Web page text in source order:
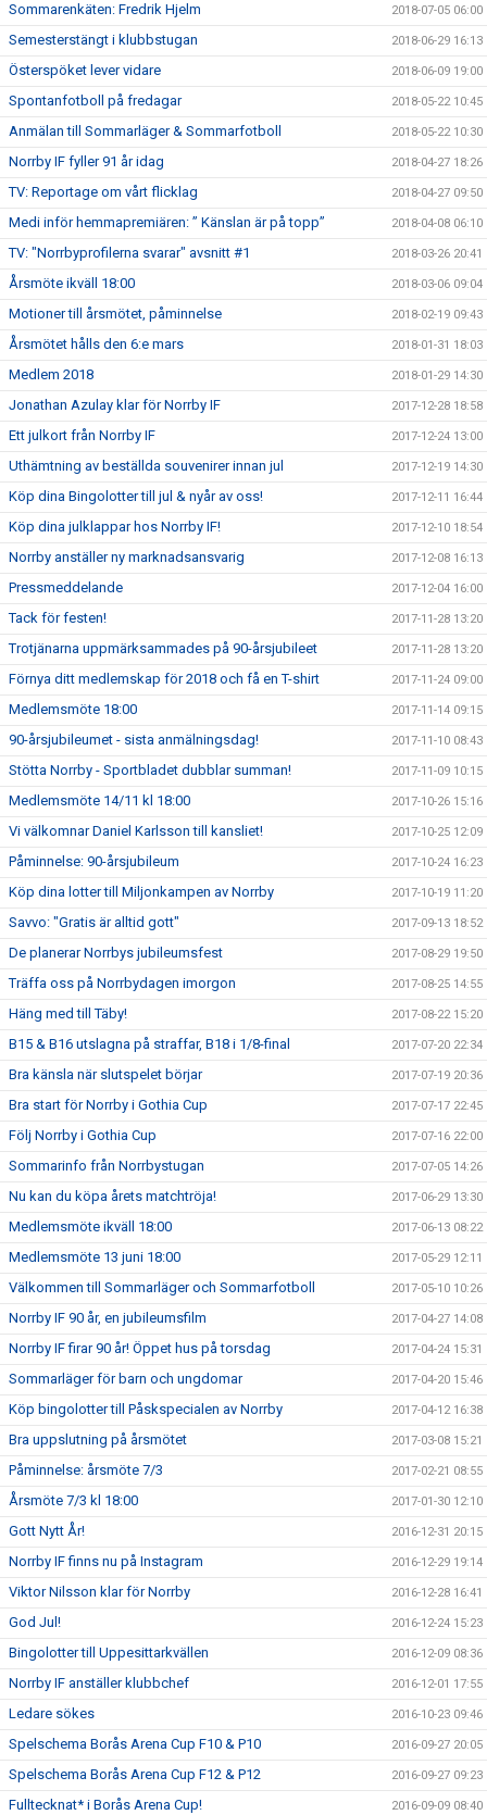
Sommarenkäten: Fredrik Hjelm 2018-07-05 06:00
Semesterstängt i klubbstugan 2018-06-29 16:13
Österspöket lever vidare 2018-06-09 19:00
Spontanfotboll på fredagar 2018-05-22 10:45
Anmälan till Sommarläger & Sommarfotboll 2018-05-22 10:30
Norrby IF fyller 91 år idag 2018-04-27 18:26
TV: Reportage om vårt flicklag 2018-04-27 09:50
Medi inför hemmapremiären: ” Känslan är på topp” 2018-04-08 06:10
TV: "Norrbyprofilerna svarar" avsnitt #1 2018-03-26 20:41
Årsmöte ikväll 18:00 2018-03-06 09:04
Motioner till årsmötet, påminnelse 2018-02-19 09:43
Årsmötet hålls den 6:e mars 2018-01-31 18:03
Medlem 2018 2018-01-29 14:30
Jonathan Azulay klar för Norrby IF 2017-12-28 18:58
Ett julkort från Norrby IF 2017-12-24 13:00
Uthämtning av beställda souvenirer innan jul 2017-12-19 14:30
Köp dina Bingolotter till jul & nyår av oss! 2017-12-11 16:44
Köp dina julklappar hos Norrby IF! 2017-12-10 18:54
Norrby anställer ny marknadsansvarig 2017-12-08 16:13
Pressmeddelande 2017-12-04 16:00
Tack för festen! 2017-11-28 13:20
Trotjänarna uppmärksammades på 90-årsjubileet 2017-11-28 13:20
Förnya ditt medlemskap för 2018 och få en T-shirt 2017-11-24 09:00
Medlemsmöte 18:00 2017-11-14 09:15
90-årsjubileumet - sista anmälningsdag! 2017-11-10 08:43
Stötta Norrby - Sportbladet dubblar summan! 2017-11-09 10:15
Medlemsmöte 14/11 kl 18:00 2017-10-26 15:16
Vi välkomnar Daniel Karlsson till kansliet! 2017-10-25 12:09
Påminnelse: 90-årsjubileum 2017-10-24 16:23
Köp dina lotter till Miljonkampen av Norrby 2017-10-19 11:20
Savvo: "Gratis är alltid gott" 2017-09-13 18:52
De planerar Norrbys jubileumsfest 2017-08-29 19:50
Träffa oss på Norrbydagen imorgon 2017-08-25 14:55
Häng med till Täby! 2017-08-22 15:20
B15 & B16 utslagna på straffar, B18 i 1/8-final 2017-07-20 22:34
Bra känsla när slutspelet börjar 2017-07-19 20:36
Bra start för Norrby i Gothia Cup 2017-07-17 22:45
Följ Norrby i Gothia Cup 2017-07-16 22:00
Sommarinfo från Norrbystugan 2017-07-05 14:26
Nu kan du köpa årets matchtröja! 2017-06-29 13:30
Medlemsmöte ikväll 18:00 2017-06-13 08:22
Medlemsmöte 13 juni 18:00 2017-05-29 12:11
Välkommen till Sommarläger och Sommarfotboll 2017-05-10 10:26
Norrby IF 90 år, en jubileumsfilm 2017-04-27 14:08
Norrby IF firar 90 år! Öppet hus på torsdag 2017-04-24 15:31
Sommarläger för barn och ungdomar 2017-04-20 15:46
Köp bingolotter till Påskspecialen av Norrby 2017-04-12 16:38
Bra uppslutning på årsmötet 2017-03-08 15:21
Påminnelse: årsmöte 7/3 2017-02-21 08:55
Årsmöte 7/3 kl 18:00 2017-01-30 12:10
Gott Nytt År! 2016-12-31 20:15
Norrby IF finns nu på Instagram 2016-12-29 19:14
Viktor Nilsson klar för Norrby 2016-12-28 16:41
God Jul! 2016-12-24 15:23
Bingolotter till Uppesittarkvällen 2016-12-09 08:36
Norrby IF anställer klubbchef 2016-12-01 17:55
Ledare sökes 2016-10-23 09:46
Spelschema Borås Arena Cup F10 & P10 2016-09-27 20:05
Spelschema Borås Arena Cup F12 & P12 2016-09-27 09:23
Fulltecknat* i Borås Arena Cup! 2016-09-09 08:40